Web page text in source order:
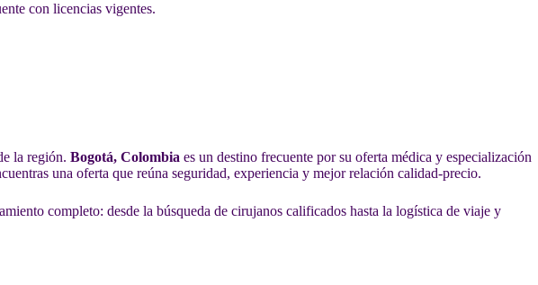
con licencias vigentes.
la región. Bogotá, Colombia es un destino frecuente por su oferta médica y especialización
una oferta que reúna seguridad, experiencia y mejor relación calidad-precio.
completo: desde la búsqueda de cirujanos calificados hasta la logística de viaje y